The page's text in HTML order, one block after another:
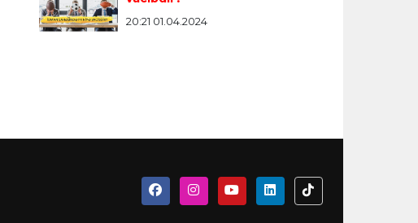
20:21 01.04.2024